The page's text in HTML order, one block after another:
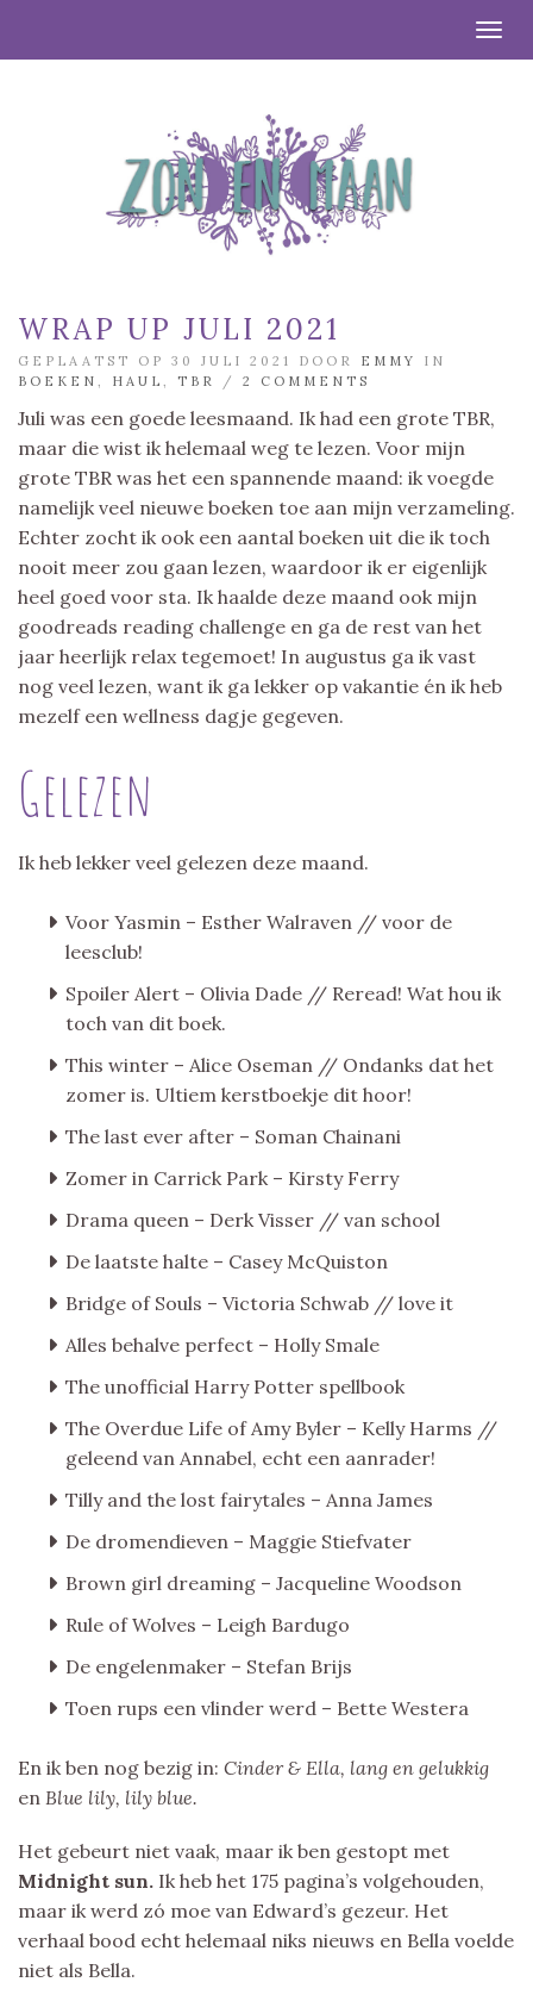
WRAP UP JULI 2021
GEPLAATST OP 30 JULI 2021 DOOR EMMY
IN
BOEKEN
HAUL TBR / 2 COMMENTS
Juli was een goede leesmaand. Ik had een grote TBR,
maar die wist ik helemaal weg te lezen. Voor mijn
grote TBR was het een spannende maand: ik voegde
namelijk veel nieuwe boeken toe aan mijn verzameling.
Echter zocht ik ook een aantal boeken uit die ik toch
nooit meer zou gaan lezen, waardoor ik er eigenlijk
heel goed voor sta. Ik haalde deze maand ook mijn
goodreads reading challenge en ga de rest van het
jaar heerlijk relax tegemoet! In augustus ga ik vast
nog veel lezen, want ik ga lekker op vakantie én ik heb
mezelf een wellness dagje gegeven.
Gelezen
Ik heb lekker veel gelezen deze maand.
Voor Yasmin – Esther Walraven // voor de
leesclub!
Spoiler Alert – Olivia Dade // Reread! Wat hou ik
toch van dit boek.
This winter – Alice Oseman // Ondanks dat het
zomer is. Ultiem kerstboekje dit hoor!
The last ever after – Soman Chainani
Zomer in Carrick Park – Kirsty Ferry
Drama queen – Derk Visser // van school
De laatste halte – Casey McQuiston
Bridge of Souls – Victoria Schwab // love it
Alles behalve perfect – Holly Smale
The unofficial Harry Potter spellbook
The Overdue Life of Amy Byler – Kelly Harms //
geleend van Annabel, echt een aanrader!
Tilly and the lost fairytales – Anna James
De dromendieven – Maggie Stiefvater
Brown girl dreaming – Jacqueline Woodson
Rule of Wolves – Leigh Bardugo
De engelenmaker – Stefan Brijs
Toen rups een vlinder werd – Bette Westera
En ik ben nog bezig in: Cinder & Ella, lang en gelukkig
en Blue lily, lily blue.
Het gebeurt niet vaak, maar ik ben gestopt met
Midnight sun. Ik heb het 175 pagina’s volgehouden,
maar ik werd zó moe van Edward’s gezeur. Het
verhaal bood echt helemaal niks nieuws en Bella voelde
niet als Bella.